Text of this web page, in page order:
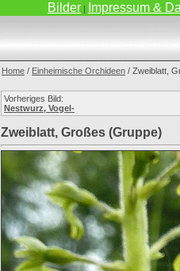
Bilder | Impressum &
Home / Einheimische Orchideen / Zweiblatt,
Vorheriges Bild:
Nestwurz, Vogel-
Zweiblatt, Großes (Gruppe)